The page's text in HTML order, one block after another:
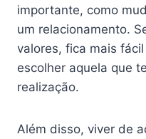
importante, como
um relacionamento.
valores, fica mais
escolher aquela que
realização.
Além disso, viver de